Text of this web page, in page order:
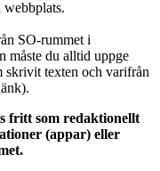
webbplats.
SO-rummet i
måste du alltid uppge
skrivit texten och varifrån
fritt som redaktionellt
(appar) eller